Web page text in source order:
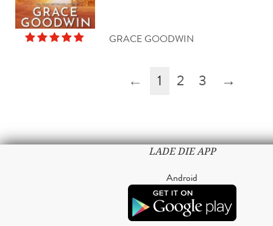
GRACE GOODWIN
← 1 2 3 →
LADE DIE APP
Android